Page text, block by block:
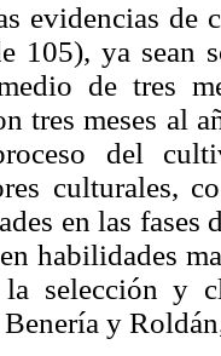
evidencias de
105), ya sean
de tres
tres meses al
del
culturales,
en las fases
habilidades
la selección y
y